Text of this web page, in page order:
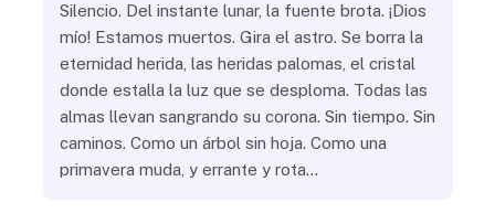
Silencio. Del instante lunar, la fuente brota. ¡Dios
mío! Estamos muertos. Gira el astro. Se borra la
eternidad herida, las heridas palomas, el cristal
donde estalla la luz que se desploma. Todas las
almas llevan sangrando su corona. Sin tiempo. Sin
caminos. Como un árbol sin hoja. Como una
primavera muda, y errante y rota…